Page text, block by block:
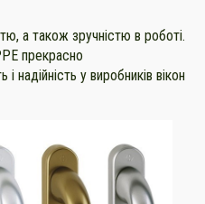
а також зручністю в роботі.
прекрасно
надійність у виробників вікон